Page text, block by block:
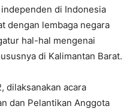
di Indonesia
dengan lembaga negara
hal-hal mengenai
di Kalimantan Barat.
dilaksanakan acara
dan Pelantikan Anggota